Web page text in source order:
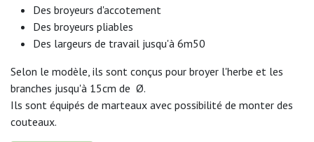
Des broyeurs d'accotement
Des broyeurs pliables
Des largeurs de travail jusqu'à 6m50
Selon le modèle, ils sont conçus pour broyer l'herbe et les
branches jusqu'à 15cm de Ø.
Ils sont équipés de marteaux avec possibilité de monter des
couteaux.